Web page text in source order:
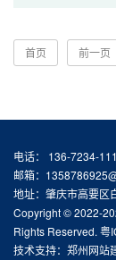
首页 前一页
电话： 136-7234-
邮箱：
地址：肇庆市高要区
Copyright © 2022-
Rights Reserved. 粤
技术支持： 郑州网站